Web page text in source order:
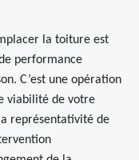
la toiture est
performance
C’est une opération
viabilité de votre
représentativité de